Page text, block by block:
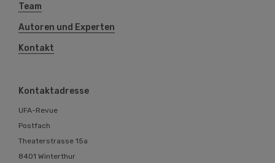
Team
Autoren und Experten
Kontakt
Kontaktadresse
UFA-Revue
Postfach
Theaterstrasse 15a
8401 Winterthur